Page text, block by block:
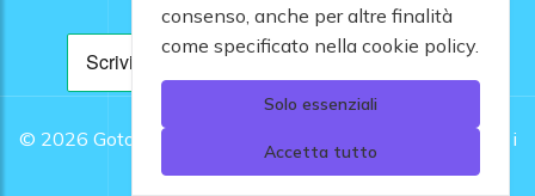
© 2026 Gotomare srl - Partita IVA 12948810960 .
Tutti i
diritti riservati.
consenso, anche per altre finalità
come specificato nella cookie policy.
Solo essenziali
Accetta tutto